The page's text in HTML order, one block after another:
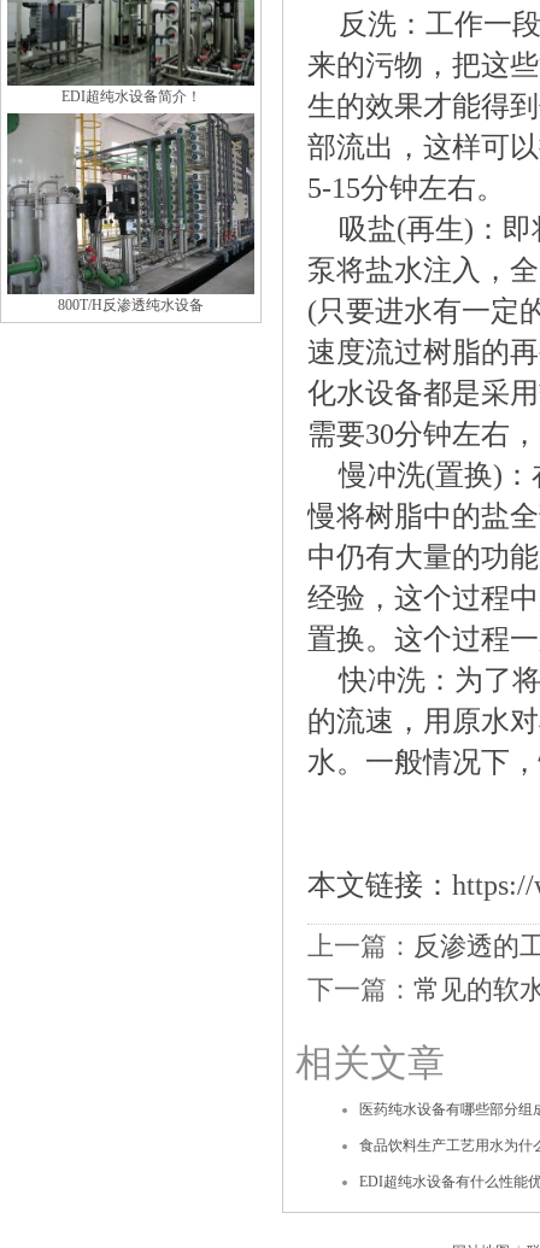
EDI超纯水设备简介！
800T/H反渗透纯水设备
反洗：工作一
来的污物，把这
生的效果才能得
部流出，这样可
5-15分钟左右。
吸盐(再生)：
泵将盐水注入，
(只要进水有一定
速度流过树脂的
化水设备都是采
需要30分钟左右
慢冲洗(置换)
慢将树脂中的盐
中仍有大量的功
经验，这个过程
置换。这个过程
快冲洗：为了
的流速，用原水
水。一般情况下
本文链接：
上一篇： 反渗透的
下一篇： 常见的软
相关文章
医药纯水设备有哪些部分组
食品饮料生产工艺用水为什
EDI超纯水设备有什么性能